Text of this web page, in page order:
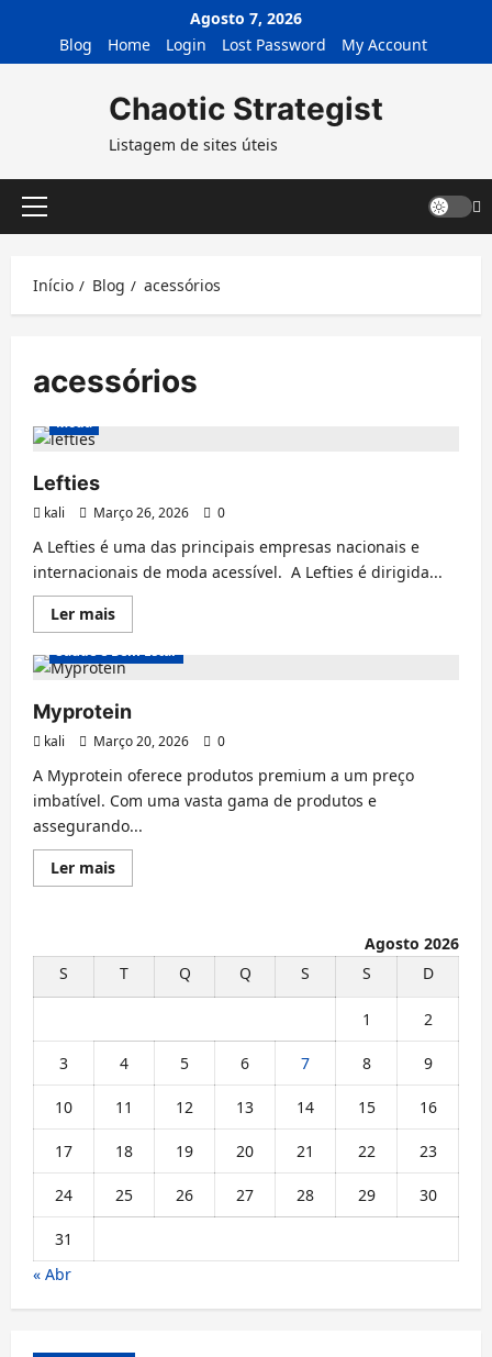
o
Agosto 7, 2026
Blog
Home Login Lost Password My Account
Chaotic Strategist
Listagem de sites úteis
Menu
Início Blog acessórios
acessórios
Moda
Lefties
kali Março 26, 2026 0
A Lefties é uma das principais empresas nacionais e
internacionais de moda acessível. A Lefties é dirigida...
Ler maisLeia
mais
Lefties
Saúde e Bem Estar
Myprotein
kali Março 20, 2026 0
A Myprotein oferece produtos premium a um preço
imbatível. Com uma vasta gama de produtos e
assegurando...
Ler maisLeia
mais
Agosto 2026
S
T Q Q S S D
1 2
3 4 5 6 7 8 9
10 11 12 13 14 15 16
17 18 19 20 21 22 23
24 25 26 27 28 29 30
31
« Abr